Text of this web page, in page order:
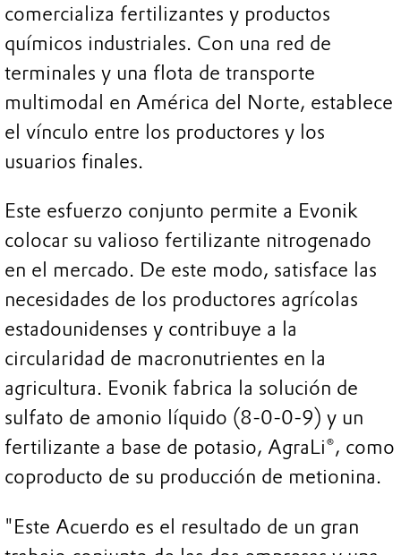
comercializa fertilizantes y productos
químicos industriales. Con una red de
terminales y una flota de transporte
multimodal en América del Norte, establece
el vínculo entre los productores y los
usuarios finales.
Este esfuerzo conjunto permite a Evonik
colocar su valioso fertilizante nitrogenado
en el mercado. De este modo, satisface las
necesidades de los productores agrícolas
estadounidenses y contribuye a la
circularidad de macronutrientes en la
agricultura. Evonik fabrica la solución de
sulfato de amonio líquido (8-0-0-9) y un
fertilizante a base de potasio, AgraLi®, como
coproducto de su producción de metionina.
"Este Acuerdo es el resultado de un gran